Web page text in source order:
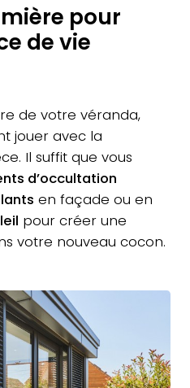
pour
de vie
de votre véranda,
jouer avec la
Il suffit que vous
d’occultation
en façade ou en
pour créer une
votre nouveau cocon.